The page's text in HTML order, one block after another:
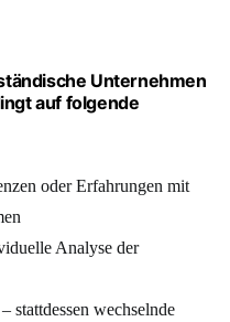
Unternehmen
auf folgende
oder Erfahrungen mit
Analyse der
stattdessen wechselnde